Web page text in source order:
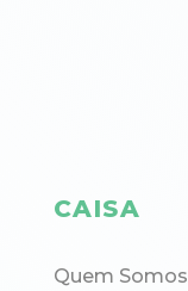
CAISA
Quem Somos